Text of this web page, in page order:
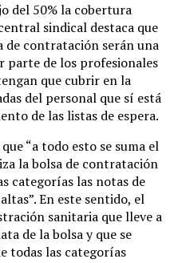
del 50% la cobertura
sindical destaca que
de contratación serán una
parte de los profesionales
que cubrir en la
del personal que sí está
de las listas de espera.
“a todo esto se suma el
la bolsa de contratación
categorías las notas de
En este sentido, el
sanitaria que lleve a
de la bolsa y que se
todas las categorías